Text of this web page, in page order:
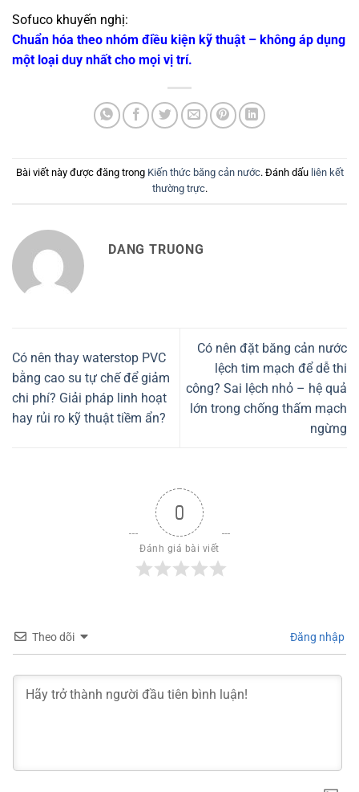
Sofuco khuyến nghị:
Chuẩn hóa theo nhóm điều kiện kỹ thuật – không áp dụng
một loại duy nhất cho mọi vị trí.
Bài viết này được đăng trong Kiến thức băng cản nước. Đánh dấu liên kết
thường trực.
DANG TRUONG
Có nên thay waterstop PVC
bằng cao su tự chế để giảm
chi phí? Giải pháp linh hoạt
hay rủi ro kỹ thuật tiềm ẩn?
Có nên đặt băng cản nước
lệch tim mạch để dễ thi
công? Sai lệch nhỏ – hệ quả
lớn trong chống thấm mạch
ngừng
0
Đánh giá bài viết
Theo dõi Đăng nhập